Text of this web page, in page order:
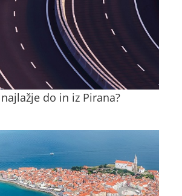
do in iz Pirana?